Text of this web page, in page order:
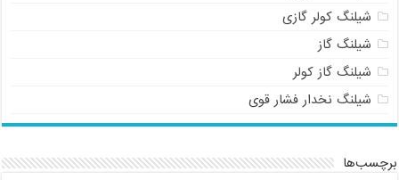
شیلنگ کولر گازی
شیلنگ گاز
شیلنگ گاز کولر
شیلنگ نخدار فشار قوی
برچسب‌ها